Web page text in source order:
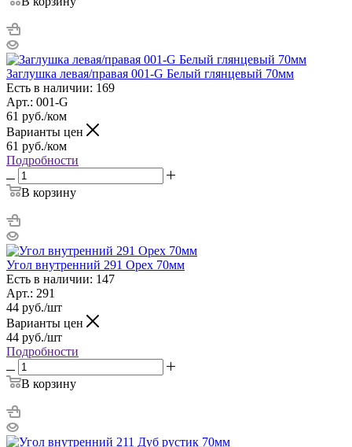
Заглушка левая/правая 001-G Белый глянцевый 70мм
Есть в наличии: 169
Арт.: 001-G
61 руб./ком
Варианты цен
61 руб./ком
Подробности
В корзину
Угол внутренний 291 Орех 70мм
Есть в наличии: 147
Арт.: 291
44 руб./шт
Варианты цен
44 руб./шт
Подробности
В корзину